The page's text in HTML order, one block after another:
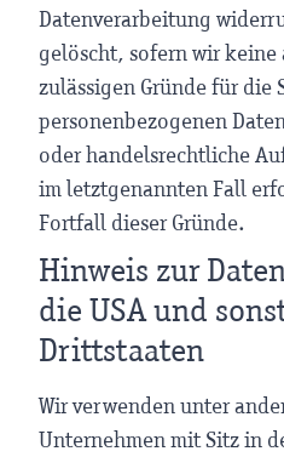
Datenverarbeitung
gelöscht, sofern wir
zulässigen Gründe für die
personenbezogenen
oder handelsrechtliche
im letztgenannten Fall
Fortfall dieser Gründe.
Hinweis zur
die USA und
Drittstaaten
Wir verwenden unter
Unternehmen mit Sitz in